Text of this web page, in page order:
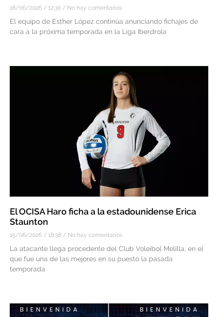
18/06/2026 12:30 No hay comentarios
El equipo de Esther López continúa anunciando fichajes de
cara a la próxima temporada en la Liga Iberdrola
El OCISA Haro ficha a la estadounidense Erica
Staunton
15/06/2026 18:38 No hay comentarios
La atacante llega procedente del Club Voleibol Melilla, en el
que fue una de las mejores en su puesto la pasada
temporada